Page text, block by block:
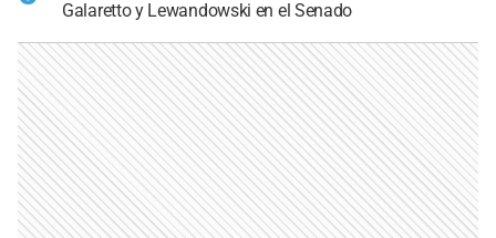
Galaretto y Lewandowski en el Senado